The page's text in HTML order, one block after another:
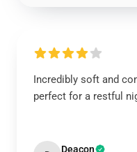
Incredibly soft and
perfect for a restful
Deacon